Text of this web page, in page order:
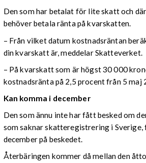
Den som har betalat för lite skatt och
behöver betala ränta på kvarskatten.
– Från vilket datum kostnadsräntan
din kvarskatt är, meddelar Skatteverket.
– På kvarskatt som är högst 30 000
kostnadsränta på 2,5 procent från 5 maj
Kan komma i december
Den som ännu inte har fått besked om
som saknar skatteregistrering i
december på beskedet.
Återbäringen kommer då mellan den